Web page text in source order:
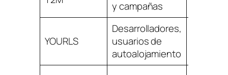
y campañas
YOURLS
Desarrolladores,
usuarios de
autoalojamiento